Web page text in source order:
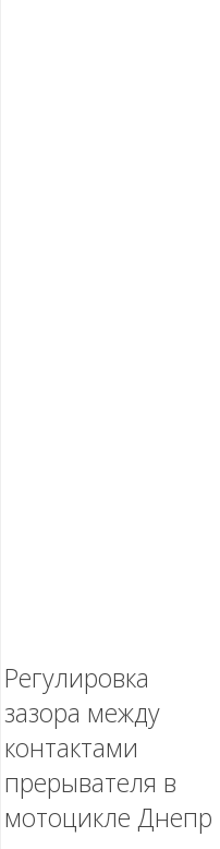
Регулировка
зазора между
контактами
прерывателя в
мотоцикле Днепр